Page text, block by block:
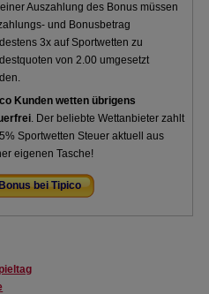
Auszahlung des Bonus müssen
und Bonusbetrag
3x auf Sportwetten zu
von 2.00 umgesetzt
Kunden wetten übrigens
. Der beliebte Wettanbieter zahlt
Sportwetten Steuer aktuell aus
eigenen Tasche!
bei Tipico